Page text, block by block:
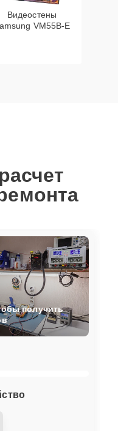
Видеостены
VM55B-E
получить